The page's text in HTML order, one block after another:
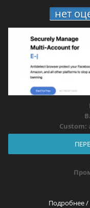
нет
Custom:
Подробнее /